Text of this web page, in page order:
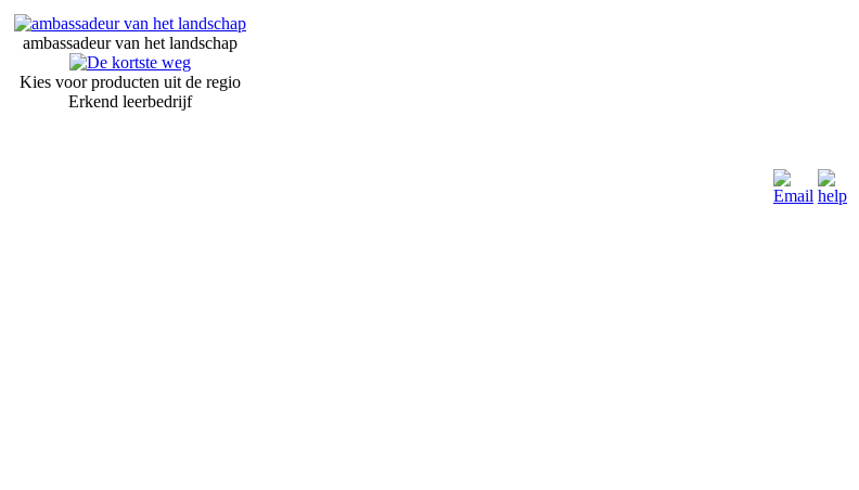
ambassadeur van het landschap
Kies voor producten uit de regio
Erkend leerbedrijf